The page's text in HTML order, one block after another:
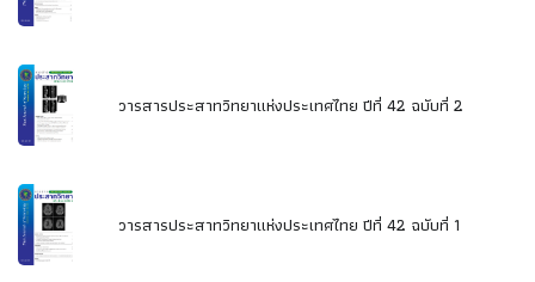
วารสารประสาทวิทยาแห่งประเทศไทย ปีที่ 42 ฉบับที่ 2
วารสารประสาทวิทยาแห่งประเทศไทย ปีที่ 42 ฉบับที่ 1